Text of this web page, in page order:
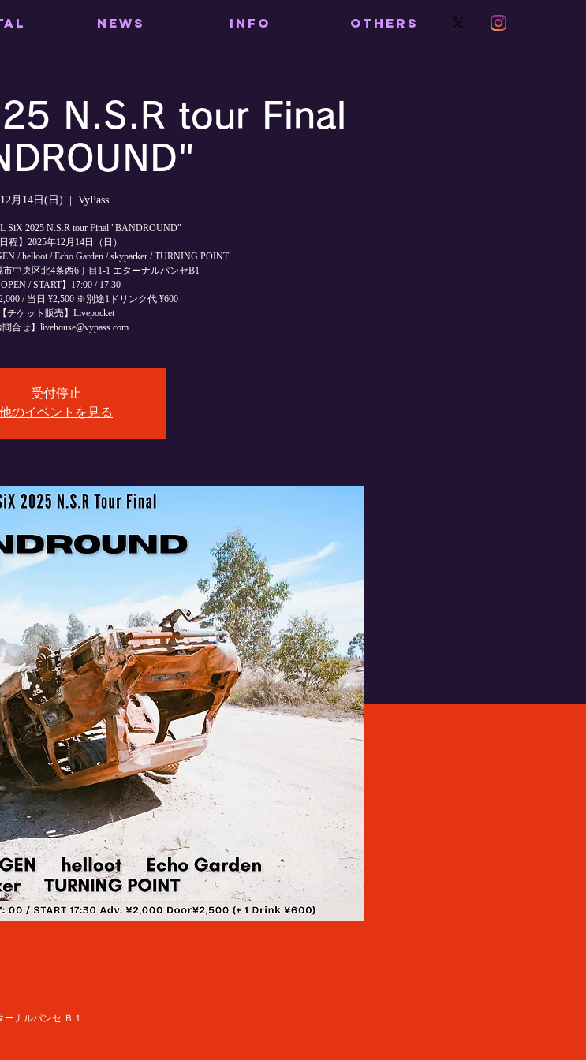
NEWS INFO OTHERS
N.S.R tour Final
12月14日(日) VyPass.
SiX 2025 N.S.R tour Final "BANDROUND"
日程】2025年12月14日（日）
/ helloot / Echo Garden / skyparker / TURNING POINT
市中央区北4条西6丁目1-1 エターナルパンセB1
OPEN / START】17:00 / 17:30
/ 当日 ¥2,500 ※別途1ドリンク代 ¥600
【チケット販売】Livepocket
問合せ】livehouse@vypass.com
受付停止
他のイベントを見る
ナルパンセ Ｂ１